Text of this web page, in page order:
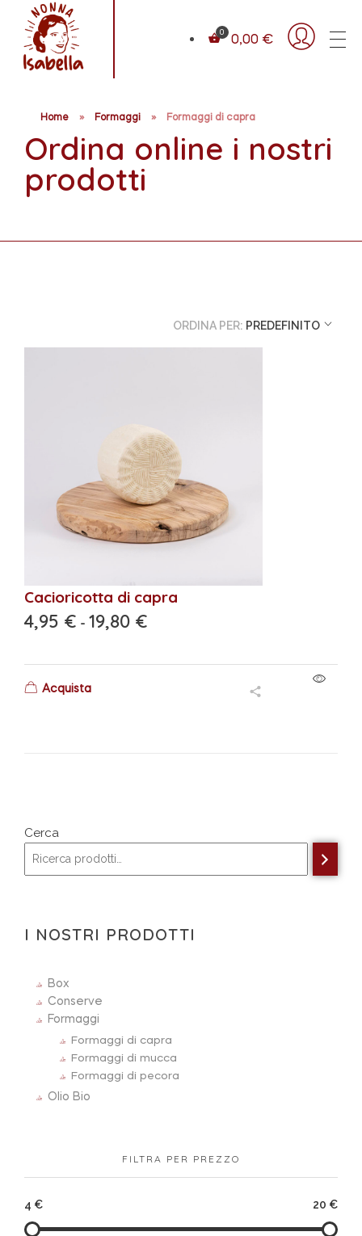
0,00 €
Home » Formaggi » Formaggi di capra
Ordina online i nostri
prodotti
ORDINA PER: PREDEFINITO
Cacioricotta di capra
4,95 € - 19,80 €
Acquista
Cerca
I NOSTRI PRODOTTI
Box
Conserve
Formaggi
Formaggi di capra
Formaggi di mucca
Formaggi di pecora
Olio Bio
FILTRA PER PREZZO
4 € 20 €